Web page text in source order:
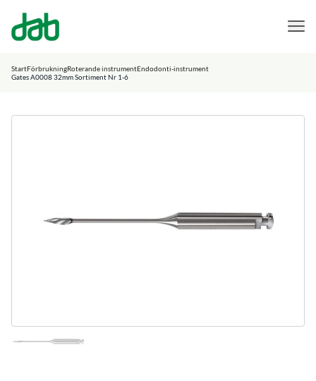
DAB Dental
StartFörbrukningRoterande instrumentEndodonti-instrument
Gates A0008 32mm Sortiment Nr 1-6